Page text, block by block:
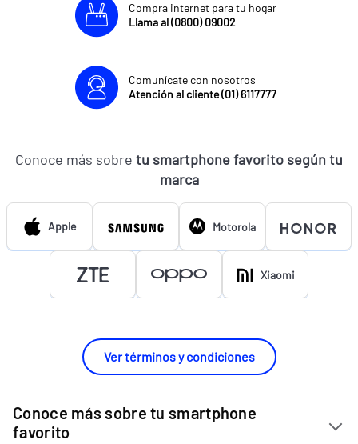
Compra internet para tu hogar
Llama al (0800) 09002
Comunícate con nosotros
Atención al cliente (01) 6117777
Conoce más sobre tu smartphone favorito según tu
marca
Apple Motorola
Xiaomi
Ver términos y condiciones
Conoce más sobre tu smartphone
favorito